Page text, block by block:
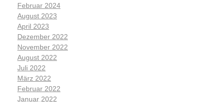
Februar 2024
August 2023
April 2023
Dezember 2022
November 2022
August 2022
Juli 2022
März 2022
Februar 2022
Januar 2022